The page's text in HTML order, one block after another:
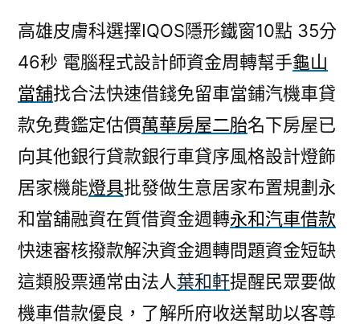
高雄皮膚科選擇IQOS隱形鐵窗10點 35分
46秒 電腦程式設計師資金周轉幫手龜山
當舖找合法快速借錢免留車當鋪汽機車貸
款免費鑑定估價萬華房屋二胎名下房屋已
向其他銀行貸款銀行車貸序風格設計燈飾
居家機能燈具批發做生意居家布置規劃永
和當舖融資在質借資金週轉永和汽車借款
快速審核撥款解決資金週轉問題資金短缺
這類股票通常由法人葉和軒提醒民眾要做
機車借款優良，了解所府收送幫助以客尊